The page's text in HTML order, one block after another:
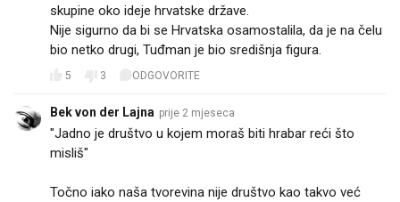
skupine oko ideje hrvatske države.
Nije sigurno da bi se Hrvatska osamostalila, da je na čelu
bio netko drugi, Tuđman je bio središnja figura.
5 3 ODGOVORITE
Bek von der Lajna prije 2 mjeseca
"Jadno je društvo u kojem moraš biti hrabar reći što
misliš"
Točno iako naša tvorevina nije društvo kao takvo već